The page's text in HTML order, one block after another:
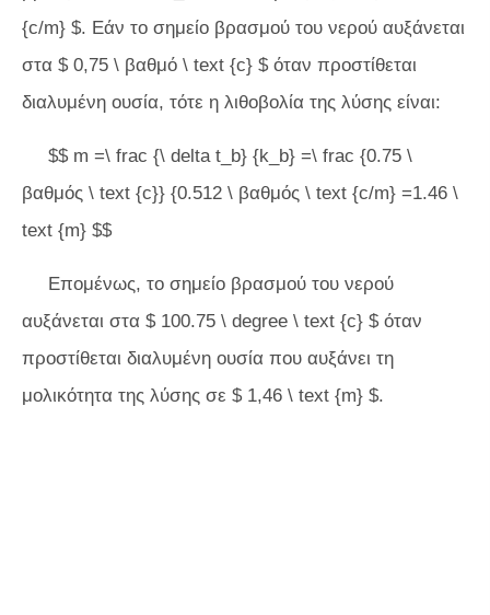
{c/m} $. Εάν το σημείο βρασμού του νερού αυξάνεται
στα $ 0,75 \ βαθμό \ text {c} $ όταν προστίθεται
διαλυμένη ουσία, τότε η λιθοβολία της λύσης είναι:
$$ m =\ frac {\ delta t_b} {k_b} =\ frac {0.75 \
βαθμός \ text {c}} {0.512 \ βαθμός \ text {c/m} =1.46 \
text {m} $$
Επομένως, το σημείο βρασμού του νερού
αυξάνεται στα $ 100.75 \ degree \ text {c} $ όταν
προστίθεται διαλυμένη ουσία που αυξάνει τη
μολικότητα της λύσης σε $ 1,46 \ text {m} $.